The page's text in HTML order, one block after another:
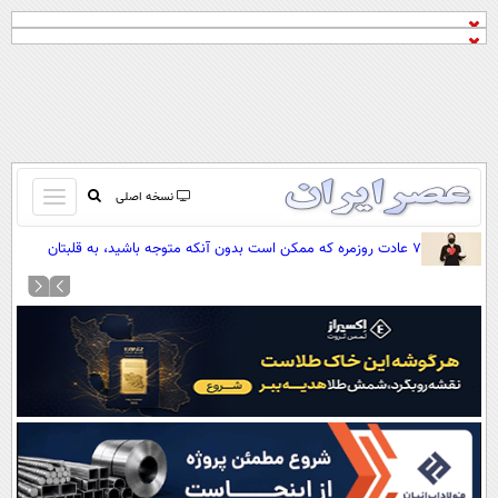
نسخه اصلی
باز
و
بسته
کردن
صفحه اول
آرشیو
نظرسنجی
آب و هوا
اوقات شرعی
سواد زندگی
۷ عادت روزمره که ممکن است بدون آنکه متوجه باشید، به قلبتان